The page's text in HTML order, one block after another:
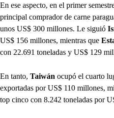
En ese aspecto, en el primer
principal comprador de carne
unos US$ 300 millones. Le siguió
US$ 156 millones, mientras que
con 22.691 toneladas y US$ 129
En tanto, Taiwán ocupó el cuarto
exportadas por US$ 110 millones,
top cinco con 8.242 toneladas por